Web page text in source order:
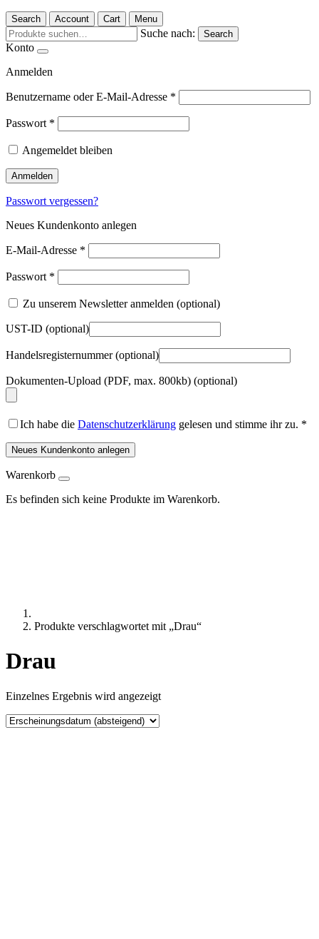
Search Account Cart Menu
Suche nach: Search
Konto
Anmelden
Benutzername oder E-Mail-Adresse *
Passwort *
Angemeldet bleiben
Anmelden
Passwort vergessen?
Neues Kundenkonto anlegen
E-Mail-Adresse *
Passwort *
Zu unserem Newsletter anmelden (optional)
UST-ID (optional)
Handelsregisternummer(optional)
Dokumenten-Upload (PDF, max. 800kb) (optional)
Ich habe die Datenschutzerklärung gelesen und stimme ihr zu. *
Neues Kundenkonto anlegen
Warenkorb
Es befinden sich keine Produkte im Warenkorb.
Produkte verschlagwortet mit „Drau“
Drau
Einzelnes Ergebnis wird angezeigt